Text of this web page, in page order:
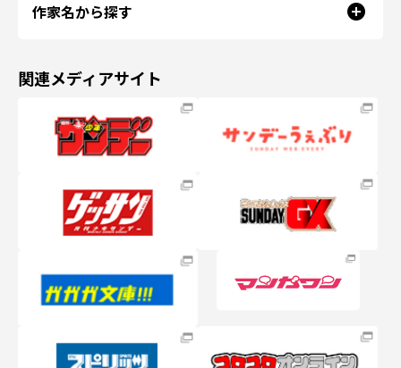
作家名から探す
関連メディアサイト